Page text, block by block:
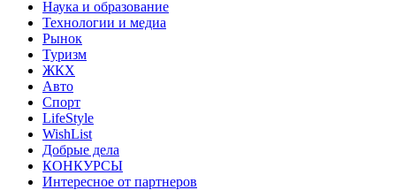
Наука и образование
Технологии и медиа
Рынок
Туризм
ЖКХ
Авто
Спорт
LifeStyle
WishList
Добрые дела
КОНКУРСЫ
Интересное от партнеров